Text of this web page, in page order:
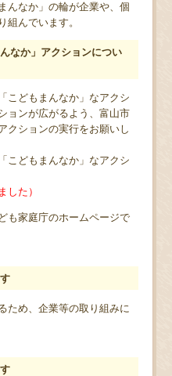
んなか」の輪が企業や、個
組んでいます。
なか」アクションについ
こどもまんなか」なアクシ
ョンが広がるよう、富山市
クションの実行をお願いし
こどもまんなか」なアクシ
した）
も家庭庁のホームページで
ため、企業等の取り組みに